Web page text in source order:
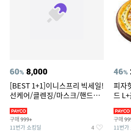
60% 8,000
[BEST 1+1]이니스프리 빅세일!
선케어/클렌징/마스크/핸드크
구매 999+
11번가 쇼킹딜 4
46%
피자
드
구매
11번가